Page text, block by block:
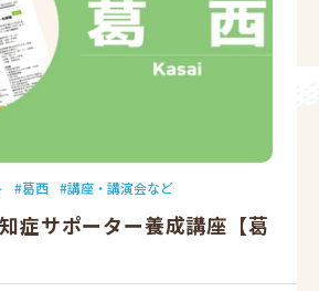
葛西 講座・講演会など
サポーター養成講座【葛